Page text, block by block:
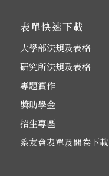
表單快速下載
大學部法規及表格
研究所法規及表格
專題實作
獎助學金
招生專區
系友會表單及問卷下載